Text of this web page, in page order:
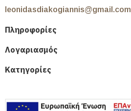
leonidasdiakogiannis@gmail.com
Πληροφορίες
Λογαριασμός
Κατηγορίες